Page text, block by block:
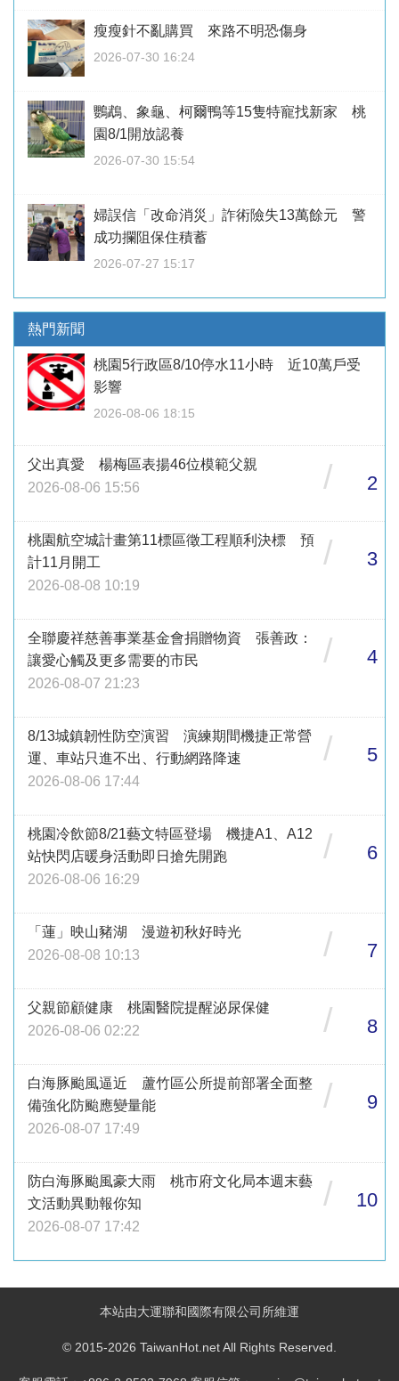
瘦瘦針不亂購買 來路不明恐傷身
2026-07-30 16:24
鸚鵡、象龜、柯爾鴨等15隻特寵找新家 桃
園8/1開放認養
2026-07-30 15:54
婦誤信「改命消災」詐術險失13萬餘元 警
成功攔阻保住積蓄
2026-07-27 15:17
熱門新聞
桃園5行政區8/10停水11小時 近10萬戶受
影響
2026-08-06 18:15
父出真愛 楊梅區表揚46位模範父親
2026-08-06 15:56
/ 2
桃園航空城計畫第11標區徵工程順利決標 預
計11月開工
2026-08-08 10:19
/ 3
全聯慶祥慈善事業基金會捐贈物資 張善政：
讓愛心觸及更多需要的市民
2026-08-07 21:23
/ 4
8/13城鎮韌性防空演習 演練期間機捷正常營
運、車站只進不出、行動網路降速
2026-08-06 17:44
/ 5
桃園冷飲節8/21藝文特區登場 機捷A1、A12
站快閃店暖身活動即日搶先開跑
2026-08-06 16:29
/ 6
「蓮」映山豬湖 漫遊初秋好時光
2026-08-08 10:13
/ 7
父親節顧健康 桃園醫院提醒泌尿保健
2026-08-06 02:22
/ 8
白海豚颱風逼近 蘆竹區公所提前部署全面整
備強化防颱應變量能
2026-08-07 17:49
/ 9
防白海豚颱風豪大雨 桃市府文化局本週末藝
文活動異動報你知
2026-08-07 17:42
/ 10
本站由大運聯和國際有限公司所維運
© 2015-2026 TaiwanHot.net All Rights Reserved.